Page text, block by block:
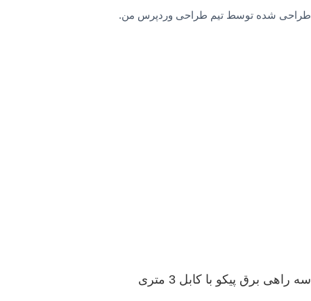
طراحی شده توسط تیم طراحی وردپرس من.
سه راهی برق پیکو با کابل 3 متری